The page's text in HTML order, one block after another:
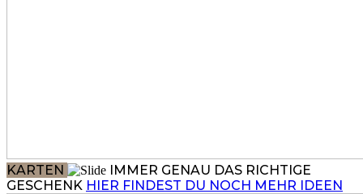
KARTEN
IMMER GENAU DAS RICHTIGE
GESCHENK HIER FINDEST DU NOCH MEHR IDEEN